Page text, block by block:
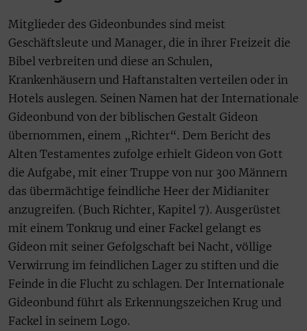
Mitglieder des Gideonbundes sind meist
Geschäftsleute und Manager, die in ihrer Freizeit die
Bibel verbreiten und diese an Schulen,
Krankenhäusern und Haftanstalten verteilen oder in
Hotels auslegen. Seinen Namen hat der Internationale
Gideonbund von der biblischen Gestalt Gideon
übernommen, einem „Richter“. Dem Bericht des
Alten Testamentes zufolge erhielt Gideon von Gott
die Aufgabe, mit einer Truppe von nur 300 Männern
das übermächtige feindliche Heer der Midianiter
anzugreifen. (Buch Richter, Kapitel 7). Ausgerüstet
mit einem Tonkrug und einer Fackel gelangt es
Gideon mit seiner Gefolgschaft bei Nacht, völlige
Verwirrung im feindlichen Lager zu stiften und die
Feinde in die Flucht zu schlagen. Der Internationale
Gideonbund führt als Erkennungszeichen Krug und
Fackel in seinem Logo.